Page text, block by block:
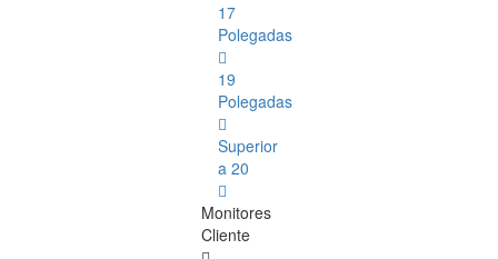
17
Polegadas
19
Polegadas
Superior
a 20
Monitores
Cliente